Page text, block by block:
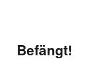
Befängt!